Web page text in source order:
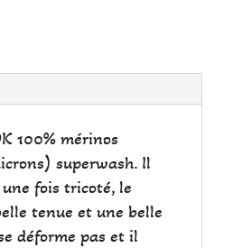
100% mérinos
superwash. Il
fois tricoté, le
tenue et une belle
déforme pas et il